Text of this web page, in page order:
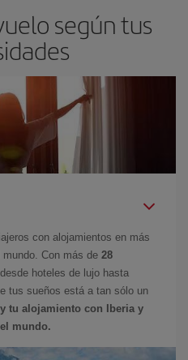
según tus
con alojamientos en más
Con más de 28
hoteles de lujo hasta
tus sueños está a tan sólo un
tu alojamiento con Iberia y
mundo.